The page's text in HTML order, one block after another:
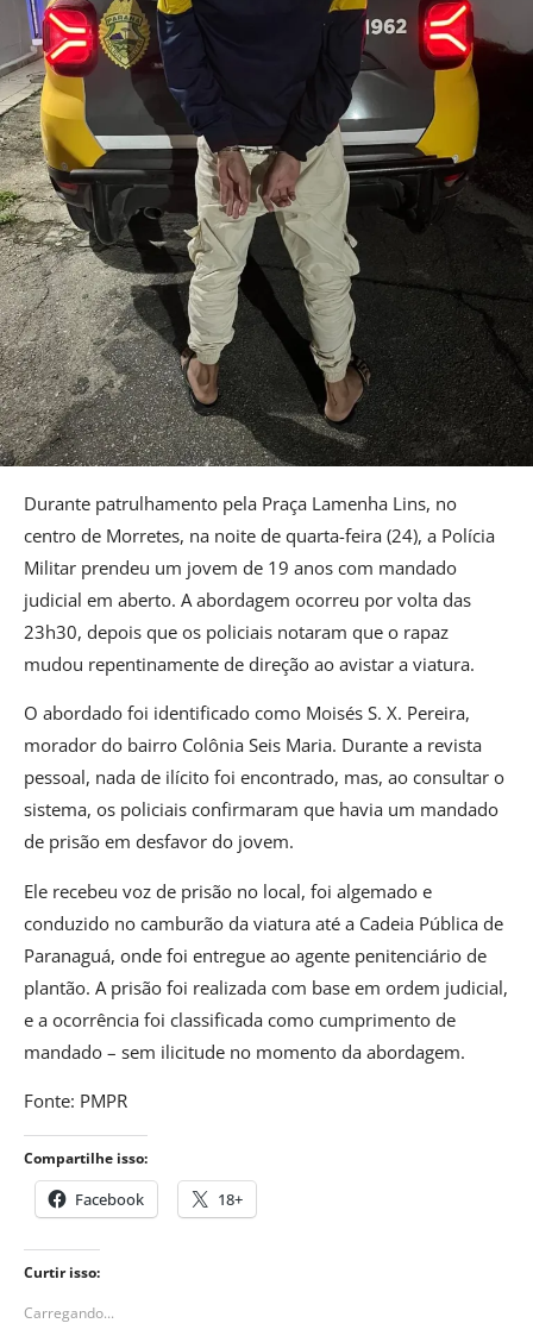
Durante patrulhamento pela Praça Lamenha Lins, no
centro de Morretes, na noite de quarta-feira (24), a Polícia
Militar prendeu um jovem de 19 anos com mandado
judicial em aberto. A abordagem ocorreu por volta das
23h30, depois que os policiais notaram que o rapaz
mudou repentinamente de direção ao avistar a viatura.
O abordado foi identificado como Moisés S. X. Pereira,
morador do bairro Colônia Seis Maria. Durante a revista
pessoal, nada de ilícito foi encontrado, mas, ao consultar o
sistema, os policiais confirmaram que havia um mandado
de prisão em desfavor do jovem.
Ele recebeu voz de prisão no local, foi algemado e
conduzido no camburão da viatura até a Cadeia Pública de
Paranaguá, onde foi entregue ao agente penitenciário de
plantão. A prisão foi realizada com base em ordem judicial,
e a ocorrência foi classificada como cumprimento de
mandado – sem ilicitude no momento da abordagem.
Fonte: PMPR
Compartilhe isso:
Facebook 18+
Curtir isso:
Carregando...